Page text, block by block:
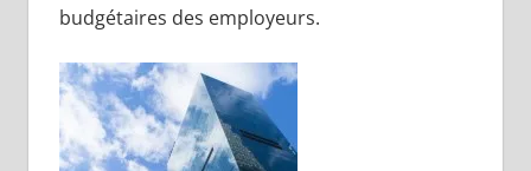
budgétaires des employeurs.